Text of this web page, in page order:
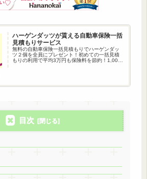
ハーゲンダッツが貰える自動車保険一括
見積もりサービス
無料の自動車保険一括見積もりでハーゲンダッ
ツ２個を全員にプレゼント！初めての一括見積
もりの利用で平均3万円も保険料を節約！1,000
目次